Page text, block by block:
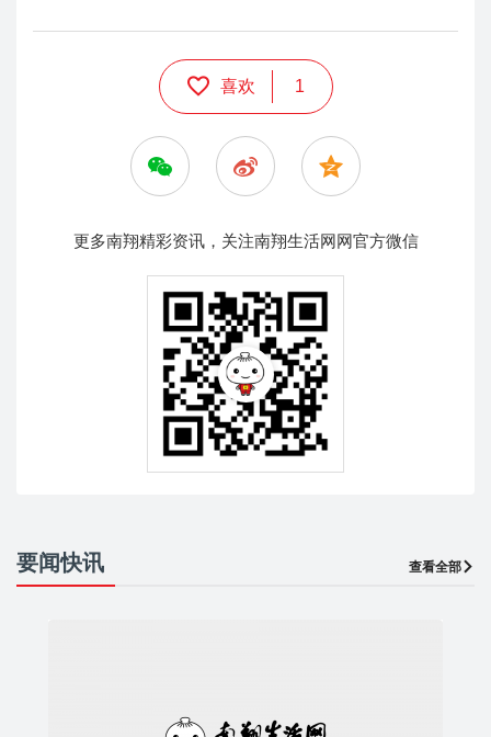
喜欢 1
更多南翔精彩资讯，关注南翔生活网网官方微信
要闻快讯 查看全部